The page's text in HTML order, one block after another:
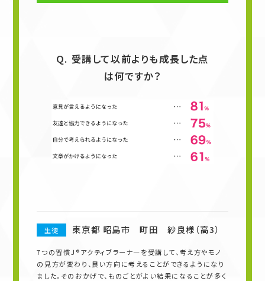
Q. 受講して以前よりも成長した点
は何ですか？
生徒 東京都 昭島市 町田 紗良様（高3）
7つの習慣Ｊ®アクティブラーナ―を受講して、考え方やモノ
の見方が変わり、良い方向に考えることができるようになり
ました。そのおかげで、ものごとがよい結果になることが多く